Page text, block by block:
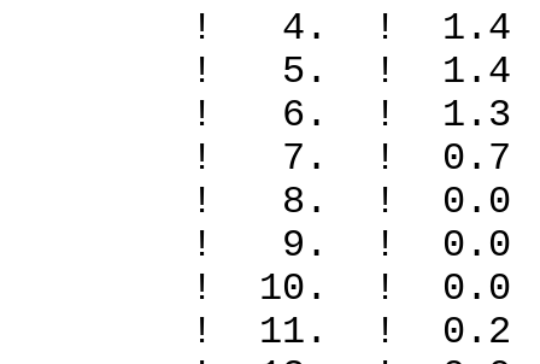
! 4. !
! 5. !
! 6. !
! 7. !
! 8. !
! 9. !
! 10. !
! 11. !